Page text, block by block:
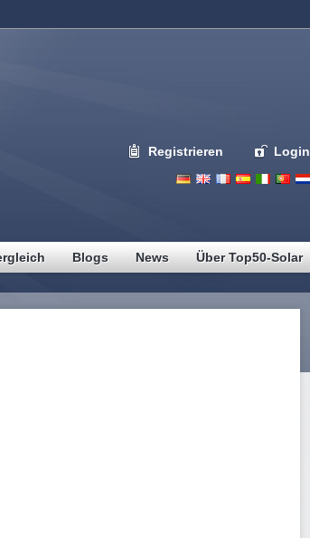
Registrieren Login
Blogs News Über Top50-Solar